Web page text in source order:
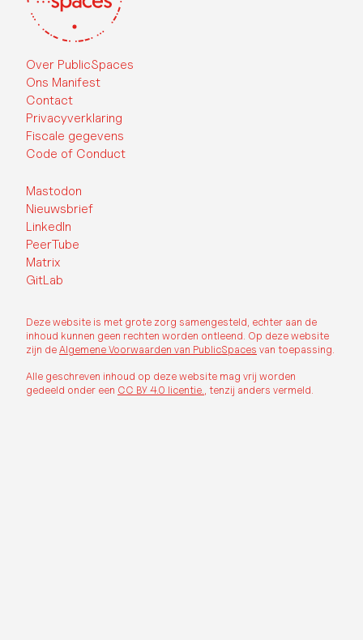
Over PublicSpaces
Ons Manifest
Contact
Privacyverklaring
Fiscale gegevens
Code of Conduct
Mastodon
Nieuwsbrief
LinkedIn
PeerTube
Matrix
GitLab
Deze website is met grote zorg samengesteld, echter aan de
inhoud kunnen geen rechten worden ontleend. Op deze website
zijn de Algemene Voorwaarden van PublicSpaces van toepassing.
Alle geschreven inhoud op deze website mag vrij worden
gedeeld onder een CC BY 4.0 licentie., tenzij anders vermeld.